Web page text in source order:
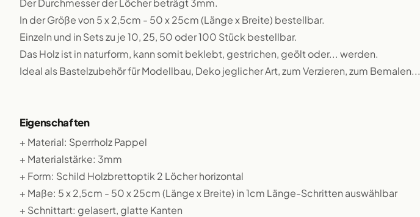
Der Durchmesser der Löcher beträgt 3mm.
In der Größe von 5 x 2,5cm - 50 x 25cm (Länge x Breite) bestellbar.
Einzeln und in Sets zu je 10, 25, 50 oder 100 Stück bestellbar.
Das Holz ist in naturform, kann somit beklebt, gestrichen, geölt oder... werden.
Ideal als Bastelzubehör für Modellbau, Deko jeglicher Art, zum Verzieren, zum Bemalen...
Eigenschaften
+ Material: Sperrholz Pappel
+ Materialstärke: 3mm
+ Form: Schild Holzbrettoptik 2 Löcher horizontal
+ Maße: 5 x 2,5cm - 50 x 25cm (Länge x Breite) in 1cm Länge-Schritten auswählbar
+ Schnittart: gelasert, glatte Kanten